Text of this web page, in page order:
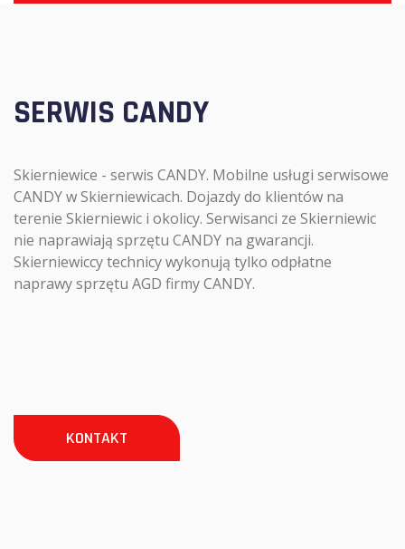
SERWIS CANDY
Skierniewice - serwis CANDY. Mobilne usługi serwisowe
CANDY w Skierniewicach. Dojazdy do klientów na
terenie Skierniewic i okolicy. Serwisanci ze Skierniewic
nie naprawiają sprzętu CANDY na gwarancji.
Skierniewiccy technicy wykonują tylko odpłatne
naprawy sprzętu AGD firmy CANDY.
KONTAKT